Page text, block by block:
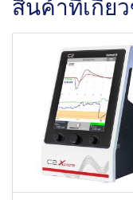
สินค้าที่เกี่ย